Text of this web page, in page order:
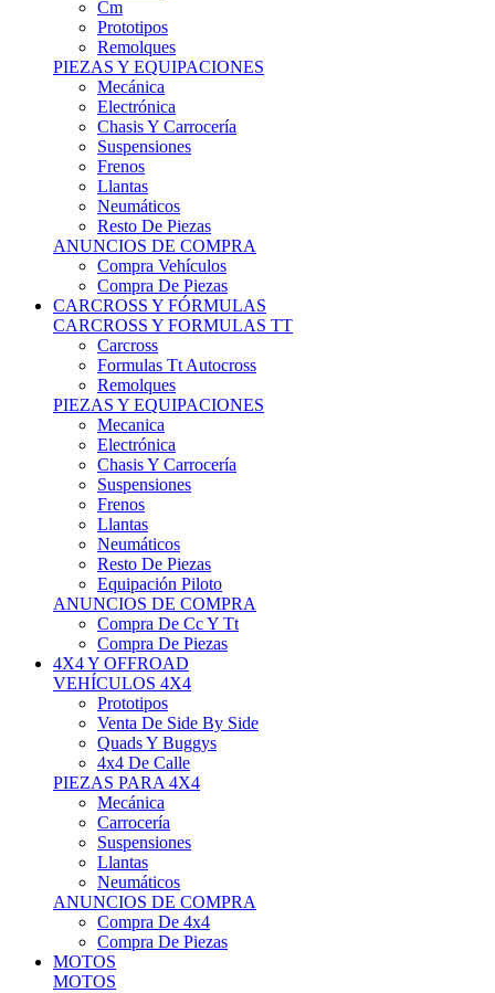
Remolques
PIEZAS Y EQUIPACIONES
Mecánica
Electrónica
Chasis Y Carrocería
Suspensiones
Frenos
Llantas
Neumáticos
Resto De Piezas
ANUNCIOS DE COMPRA
Compra Vehículos
Compra De Piezas
CARCROSS Y FÓRMULAS
CARCROSS Y FORMULAS TT
Carcross
Formulas Tt Autocross
Remolques
PIEZAS Y EQUIPACIONES
Mecanica
Electrónica
Chasis Y Carrocería
Suspensiones
Frenos
Llantas
Neumáticos
Resto De Piezas
Equipación Piloto
ANUNCIOS DE COMPRA
Compra De Cc Y Tt
Compra De Piezas
4X4 Y OFFROAD
VEHÍCULOS 4X4
Prototipos
Venta De Side By Side
Quads Y Buggys
4x4 De Calle
PIEZAS PARA 4X4
Mecánica
Carrocería
Suspensiones
Llantas
Neumáticos
ANUNCIOS DE COMPRA
Compra De 4x4
Compra De Piezas
MOTOS
MOTOS
Motos De Circuito